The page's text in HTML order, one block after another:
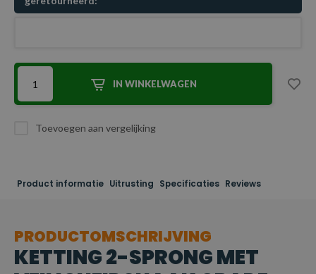
IN WINKELWAGEN
Toevoegen aan vergelijking
Product informatie Uitrusting Specificaties Reviews
PRODUCTOMSCHRIJVING
KETTING 2-SPRONG MET